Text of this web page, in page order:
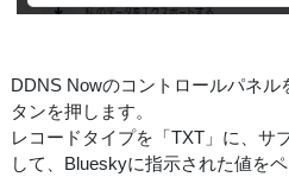
DDNS Nowのコントロールパネ
タンを押します。
レコードタイプを「TXT」に、サ
して、Blueskyに指示された値をペ